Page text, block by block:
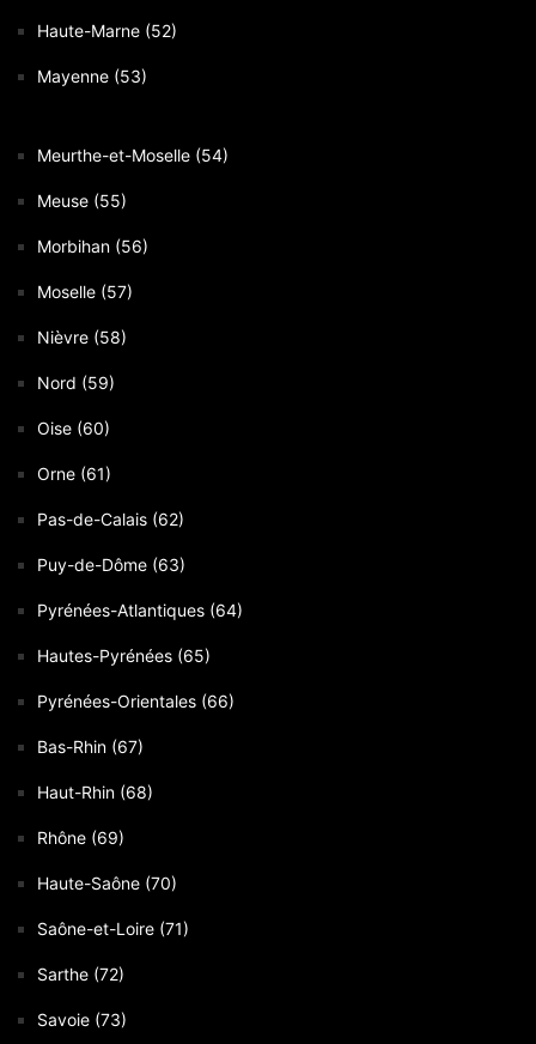
Haute-Marne (52)
Mayenne (53)
Meurthe-et-Moselle (54)
Meuse (55)
Morbihan (56)
Moselle (57)
Nièvre (58)
Nord (59)
Oise (60)
Orne (61)
Pas-de-Calais (62)
Puy-de-Dôme (63)
Pyrénées-Atlantiques (64)
Hautes-Pyrénées (65)
Pyrénées-Orientales (66)
Bas-Rhin (67)
Haut-Rhin (68)
Rhône (69)
Haute-Saône (70)
Saône-et-Loire (71)
Sarthe (72)
Savoie (73)